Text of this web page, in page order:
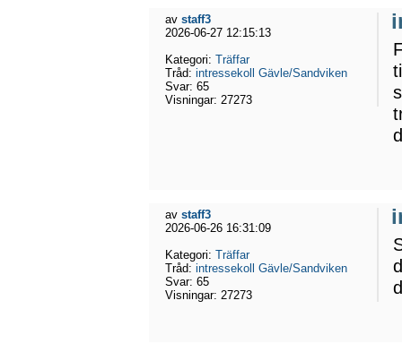
av staff3
2026-06-27 12:15:13
Kategori: Träffar
Tråd: intressekoll Gävle/Sandviken
Svar: 65
Visningar: 27273
av staff3
2026-06-26 16:31:09
Kategori: Träffar
Tråd: intressekoll Gävle/Sandviken
Svar: 65
Visningar: 27273